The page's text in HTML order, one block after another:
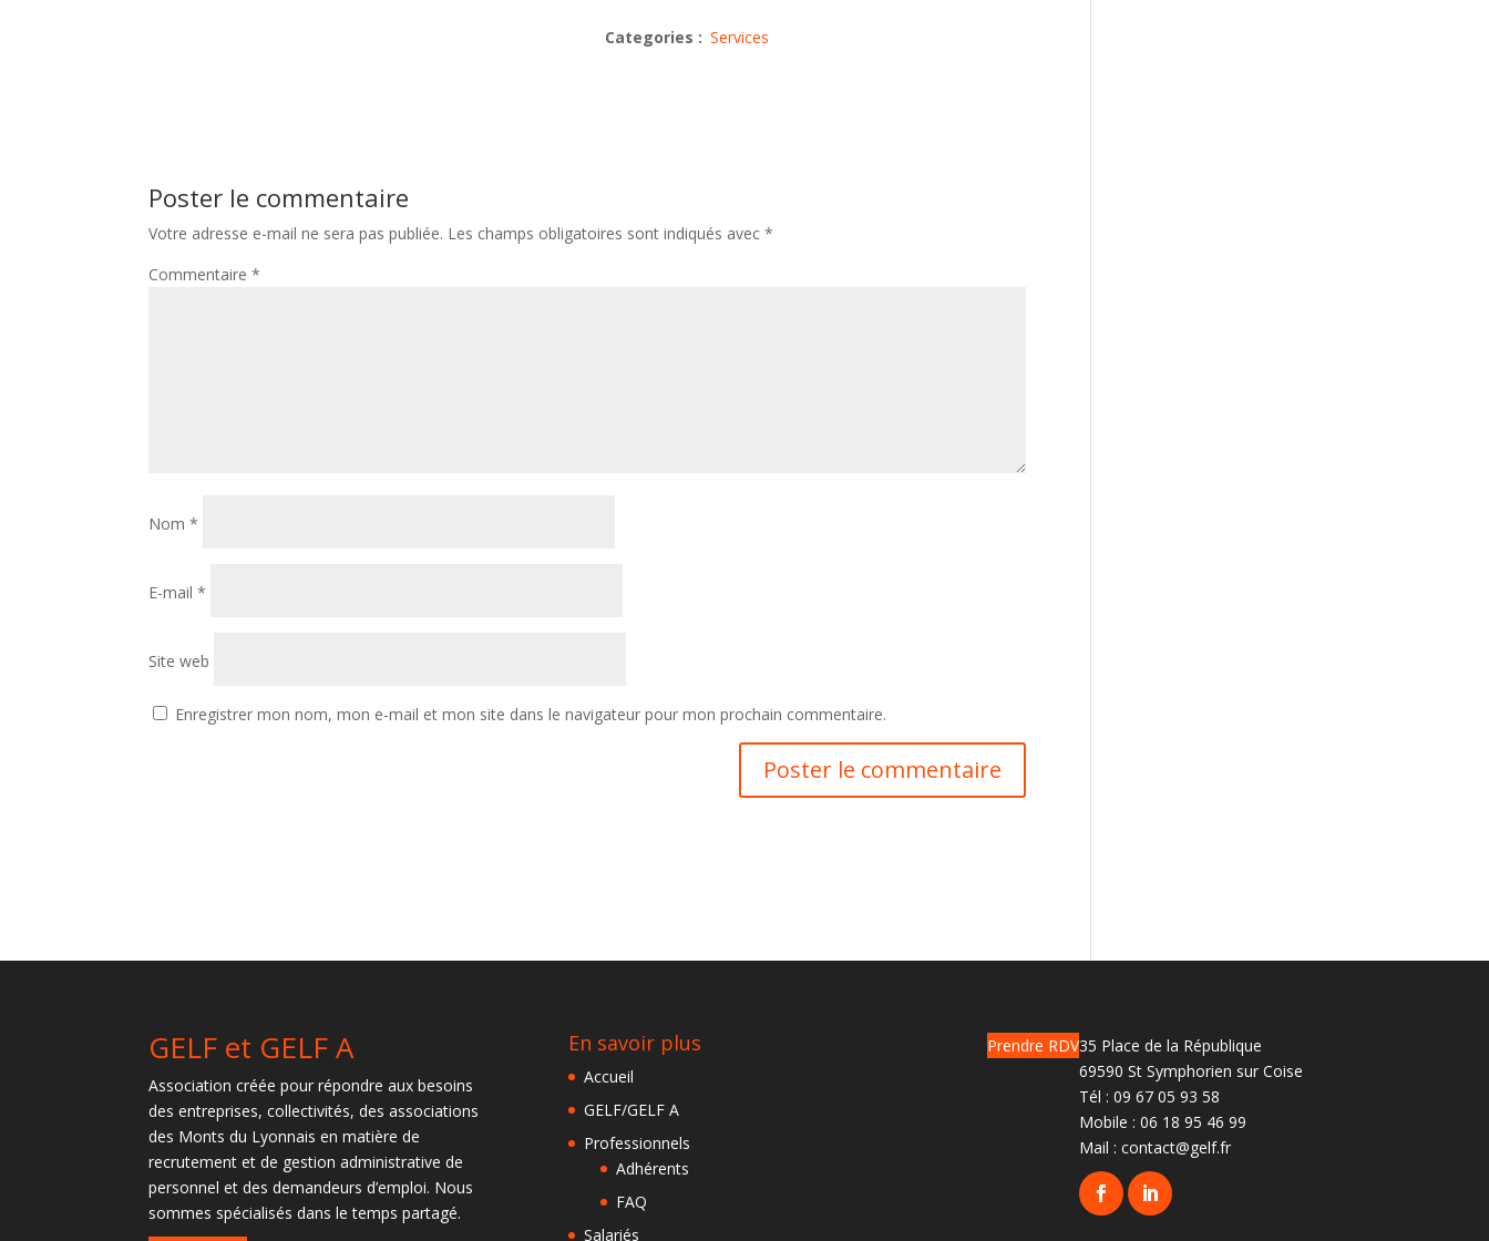
Categories : Services
Poster le commentaire
Votre adresse e-mail ne sera pas publiée. Les champs obligatoires sont indiqués avec*
Commentaire*
Nom*
E-mail*
Site web
Enregistrer mon nom, mon e-mail et mon site dans le navigateur pour mon prochain commentaire.
GELF et GELF A
Association créée pour répondre aux besoins
des entreprises, collectivités, des associations
des Monts du Lyonnais en matière de
recrutement et de gestion administrative de
personnel et des demandeurs d’emploi. Nous
sommes spécialisés dans le temps partagé.
En savoir plus
Accueil
GELF/GELF A
Professionnels
Adhérents
FAQ
Salariés
Prendre RDV35 Place de la République
69590 St Symphorien sur Coise
Tél : 09 67 05 93 58
Mobile : 06 18 95 46 99
Mail : contact@gelf.fr